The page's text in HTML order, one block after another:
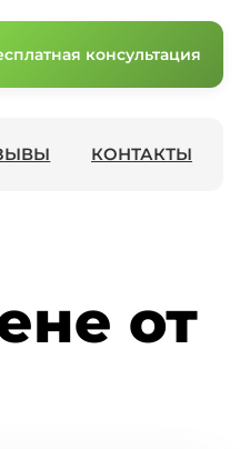
консультация
КОНТАКТЫ
от